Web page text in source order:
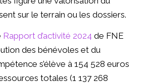
sur le terrain ou les dossiers.
Rapport d’activité 2024 de FNE
des bénévoles et du
s’élève à 154 528 euros
totales (1 137 268